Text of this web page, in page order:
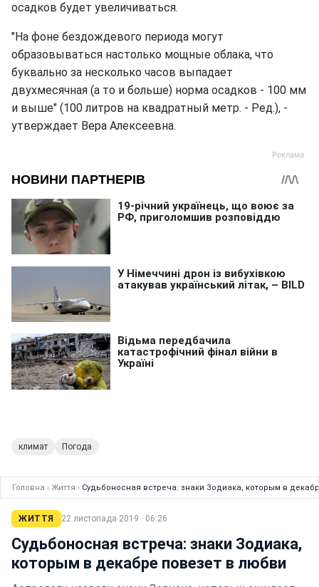
осадков будет увеличиваться.
"На фоне бездождевого периода могут
образовываться настолько мощные облака, что
буквально за несколько часов выпадает
двухмесячная (а то и больше) норма осадков - 100 мм
и выше" (100 литров на квадратный метр. - Ред.), -
утверждает Вера Алексеевна.
климат Погода
Головна › Життя › Судьбоносная встреча: знаки Зодиака, которым в
ЖИТТЯ 22 листопада 2019 · 06:26
Судьбоносная встреча: знаки Зодиака,
которым в декабре повезет в любви